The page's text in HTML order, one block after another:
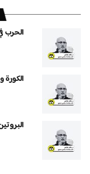
الحرب
الكورة